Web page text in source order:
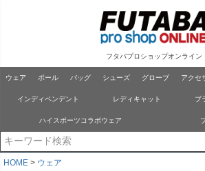
フタバプロショップオンライン
ウェア ボール バッグ シューズ グローブ アクセ
インディペンデント レディキャット ブ
ハイスポーツコラボウェア
HOME
ウェア